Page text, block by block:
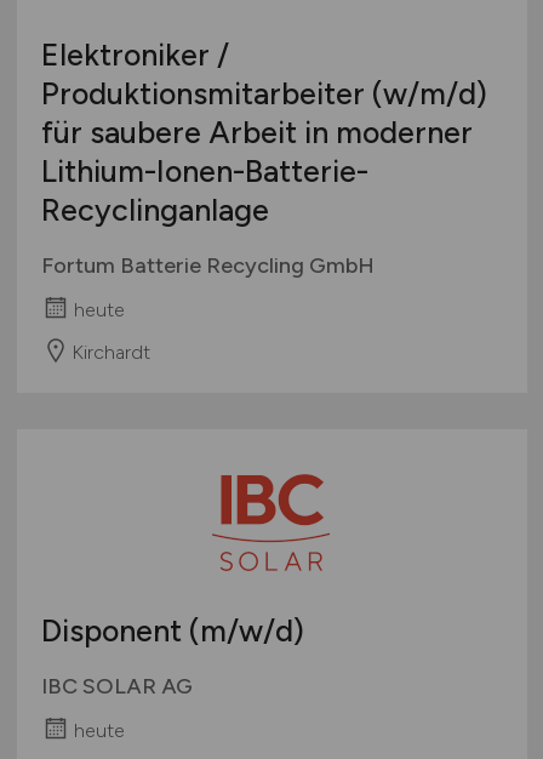
Elektroniker /
Produktionsmitarbeiter (w/m/d)
für saubere Arbeit in moderner
Lithium-Ionen-Batterie-
Recyclinganlage
Fortum Batterie Recycling GmbH
heute
Kirchardt
Disponent (m/w/d)
IBC SOLAR AG
heute